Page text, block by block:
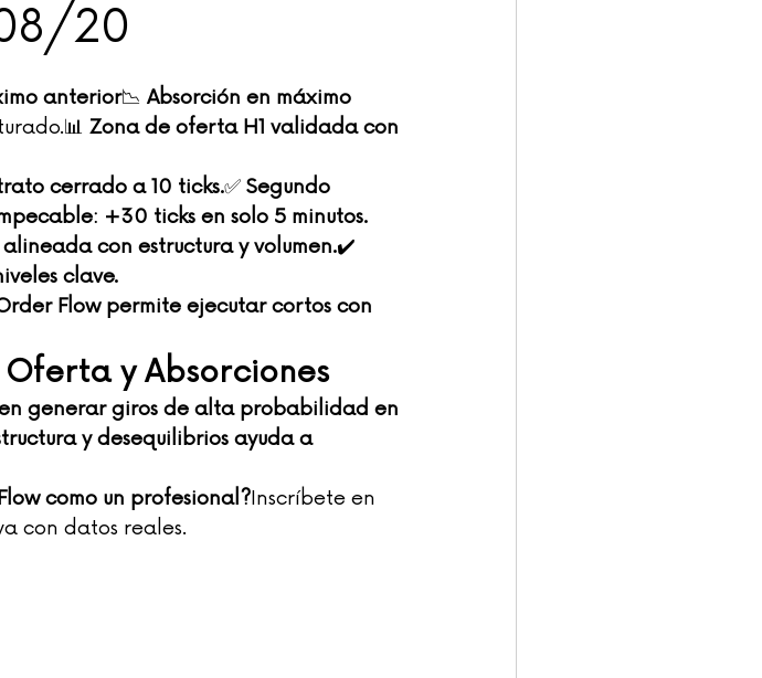
20
anterior📉 Absorción en máximo
Zona de oferta H1 validada con
cerrado a 10 ticks.✅ Segundo
+30 ticks en solo 5 minutos.
con estructura y volumen.✔️
clave.
Flow permite ejecutar cortos con
y Absorciones
generar giros de alta probabilidad en
y desequilibrios ayuda a
como un profesional?Inscríbete en
con datos reales.